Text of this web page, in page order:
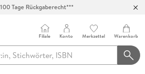
100 Tage Rückgaberecht***
Filiale Konto Merkzettel Warenkorb